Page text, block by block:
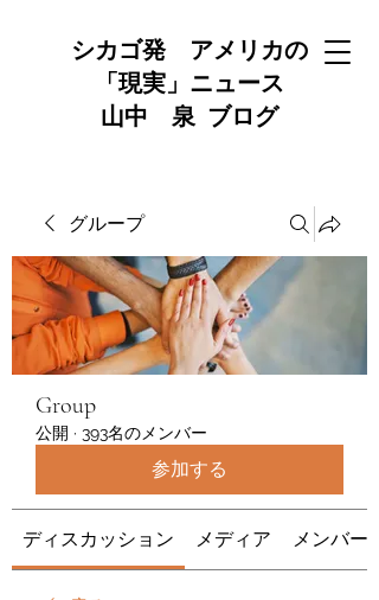
シカゴ発 アメリカの
「現実」ニュース
山中 泉 ブログ
グループ
Group
公開 · 393名のメンバー
参加する
ディスカッション メディア メンバー